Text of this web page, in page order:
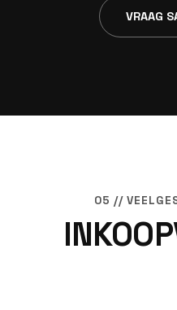
VRAAG
05 //